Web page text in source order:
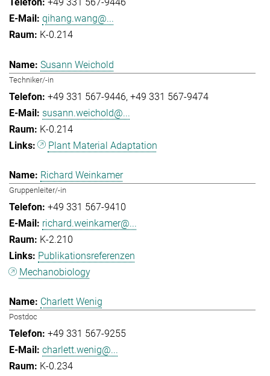
qihang.wang@...
K-0.214
Susann Weichold
Techniker/-in
+49 331 567-9446 +49 331 567-9474
susann.weichold@...
K-0.214
Plant Material Adaptation
Richard Weinkamer
Gruppenleiter/-in
+49 331 567-9410
richard.weinkamer@...
K-2.210
Publikationsreferenzen
Mechanobiology
Charlett Wenig
Postdoc
+49 331 567-9255
charlett.wenig@...
K-0.234